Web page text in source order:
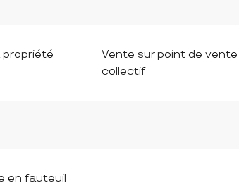
propriété
Vente sur point de vente
collectif
en fauteuil